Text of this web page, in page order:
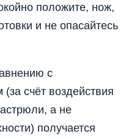
положите, нож,
и не опасайтесь
с
счёт воздействия
а не
получается